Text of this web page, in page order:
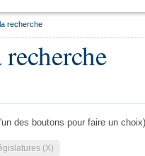
recherche
des boutons pour faire un choix)
(X)